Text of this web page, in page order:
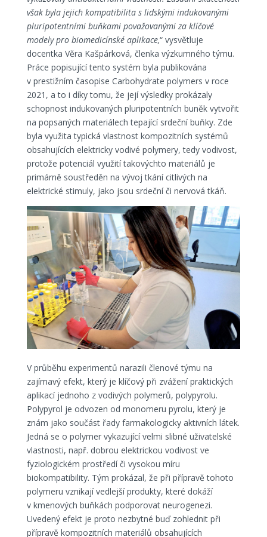
však byla jejich kompatibilita s lidskými indukovanými
pluripotentními buňkami považovanými za klíčové
modely pro biomedicínské aplikace,“ vysvětluje
docentka Věra Kašpárková, členka výzkumného týmu.
Práce popisující tento systém byla publikována
v prestižním časopise Carbohydrate polymers v roce
2021, a to i díky tomu, že její výsledky prokázaly
schopnost indukovaných pluripotentních buněk vytvořit
na popsaných materiálech tepající srdeční buňky. Zde
byla využita typická vlastnost kompozitních systémů
obsahujících elektricky vodivé polymery, tedy vodivost,
protože potenciál využití takovýchto materiálů je
primárně soustředěn na vývoj tkání citlivých na
elektrické stimuly, jako jsou srdeční či nervová tkáň.
V průběhu experimentů narazili členové týmu na
zajímavý efekt, který je klíčový při zvážení praktických
aplikací jednoho z vodivých polymerů, polypyrolu.
Polypyrol je odvozen od monomeru pyrolu, který je
znám jako součást řady farmakologicky aktivních látek.
Jedná se o polymer vykazující velmi slibné uživatelské
vlastnosti, např. dobrou elektrickou vodivost ve
fyziologickém prostředí či vysokou míru
biokompatibility. Tým prokázal, že při přípravě tohoto
polymeru vznikají vedlejší produkty, které dokáží
v kmenových buňkách podporovat neurogenezi.
Uvedený efekt je proto nezbytné buď zohlednit při
přípravě kompozitních materiálů obsahujících